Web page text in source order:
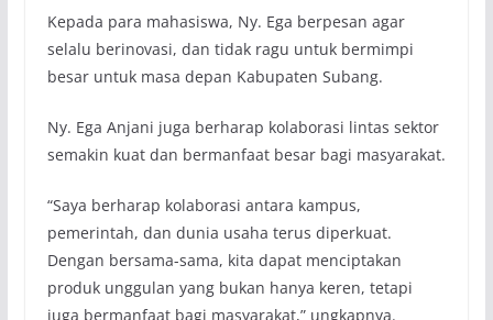
Kepada para mahasiswa, Ny. Ega berpesan agar
selalu berinovasi, dan tidak ragu untuk bermimpi
besar untuk masa depan Kabupaten Subang.
Ny. Ega Anjani juga berharap kolaborasi lintas sektor
semakin kuat dan bermanfaat besar bagi masyarakat.
“Saya berharap kolaborasi antara kampus,
pemerintah, dan dunia usaha terus diperkuat.
Dengan bersama-sama, kita dapat menciptakan
produk unggulan yang bukan hanya keren, tetapi
juga bermanfaat bagi masyarakat,” ungkapnya.